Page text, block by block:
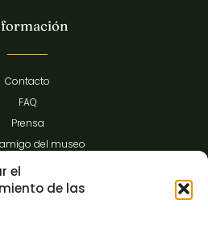
el
de las
Contacto
FAQ
Prensa
del museo